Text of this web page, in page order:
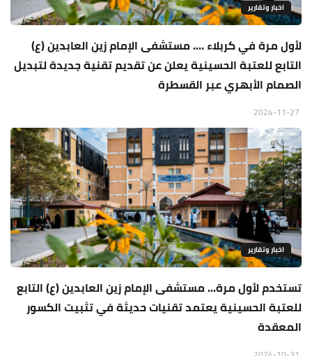
اخبار وتقارير
لأول مرة في كربلاء …. مستشفى الإمام زين العابدين (ع)
التابع للعتبة الحسينية يعلن عن تقديم تقنية جديدة لتبديل
الصمام الأبهري عبر القسطرة
اخبار وتقارير
تستخدم لأول مرة... مستشفى الإمام زين العابدين (ع) التابع
للعتبة الحسينية يعتمد تقنيات حديثة في تثبيت الكسور
المعقدة